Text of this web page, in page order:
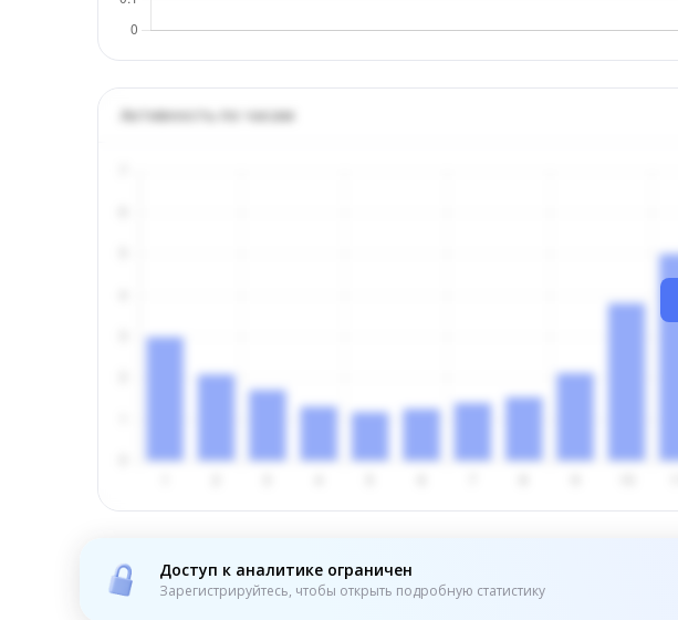
Активность по часам
Доступ к аналитике ограничен
Зарегистрируйтесь, чтобы открыть подробную статистику